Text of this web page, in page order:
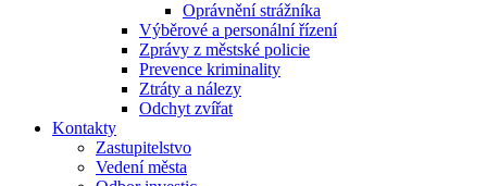
Oprávnění strážníka
Výběrové a personální řízení
Zprávy z městské policie
Prevence kriminality
Ztráty a nálezy
Odchyt zvířat
Kontakty
Zastupitelstvo
Vedení města